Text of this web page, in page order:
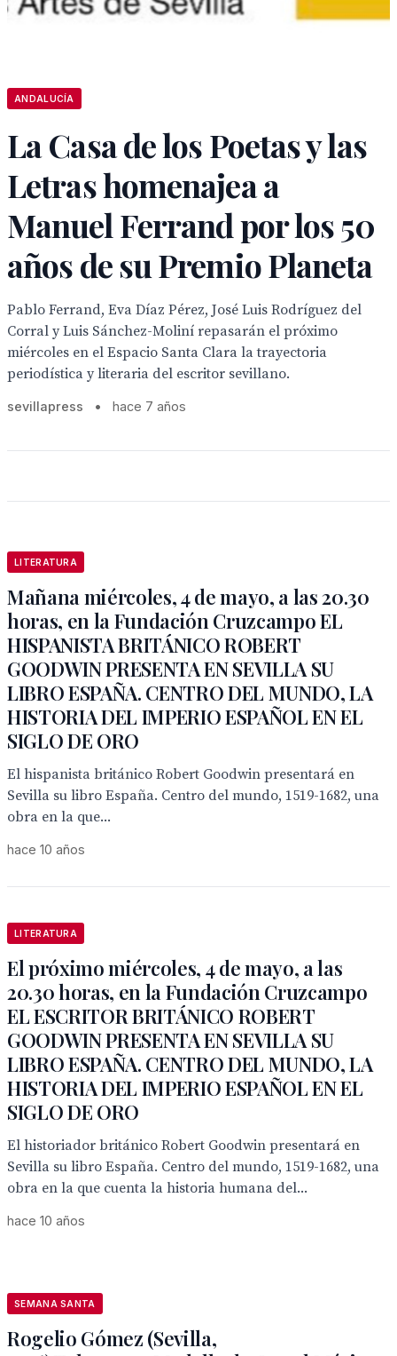
ANDALUCÍA
La Casa de los Poetas y las
Letras homenajea a
Manuel Ferrand por los 50
años de su Premio Planeta
Pablo Ferrand, Eva Díaz Pérez, José Luis Rodríguez del
Corral y Luis Sánchez-Moliní repasarán el próximo
miércoles en el Espacio Santa Clara la trayectoria
periodística y literaria del escritor sevillano.
sevillapress • hace 7 años
LITERATURA
Mañana miércoles, 4 de mayo, a las 20.30
horas, en la Fundación Cruzcampo EL
HISPANISTA BRITÁNICO ROBERT
GOODWIN PRESENTA EN SEVILLA SU
LIBRO ESPAÑA. CENTRO DEL MUNDO, LA
HISTORIA DEL IMPERIO ESPAÑOL EN EL
SIGLO DE ORO
El hispanista británico Robert Goodwin presentará en
Sevilla su libro España. Centro del mundo, 1519-1682, una
obra en la que...
hace 10 años
LITERATURA
El próximo miércoles, 4 de mayo, a las
20.30 horas, en la Fundación Cruzcampo
EL ESCRITOR BRITÁNICO ROBERT
GOODWIN PRESENTA EN SEVILLA SU
LIBRO ESPAÑA. CENTRO DEL MUNDO, LA
HISTORIA DEL IMPERIO ESPAÑOL EN EL
SIGLO DE ORO
El historiador británico Robert Goodwin presentará en
Sevilla su libro España. Centro del mundo, 1519-1682, una
obra en la que cuenta la historia humana del...
hace 10 años
SEMANA SANTA
Rogelio Gómez (Sevilla,